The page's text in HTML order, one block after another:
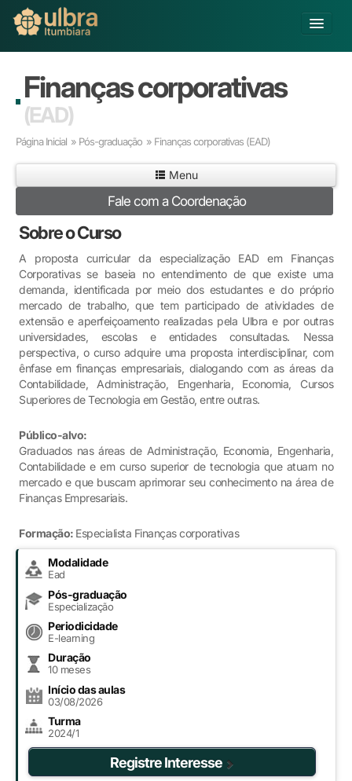
Buscar
Educação Básica
Pós-graduação
Extensão
Infraestrutura e Serviços
Inovação
Sobre a ULBRA
Finanças corporativas
(EAD)
Página Inicial » Pós-graduação » Finanças corporativas (EAD)
Menu
Fale com a Coordenação
Sobre o Curso
A proposta curricular da especialização EAD em Finanças
Corporativas se baseia no entendimento de que existe uma
demanda, identificada por meio dos estudantes e do próprio
mercado de trabalho, que tem participado de atividades de
extensão e aperfeiçoamento realizadas pela Ulbra e por outras
universidades, escolas e entidades consultadas. Nessa
perspectiva, o curso adquire uma proposta interdisciplinar, com
ênfase em finanças empresariais, dialogando com as áreas da
Contabilidade, Administração, Engenharia, Economia, Cursos
Superiores de Tecnologia em Gestão, entre outras.
Público-alvo:
Graduados nas áreas de Administração, Economia, Engenharia,
Contabilidade e em curso superior de tecnologia que atuam no
mercado e que buscam aprimorar seu conhecimento na área de
Finanças Empresariais.
Formação: Especialista Finanças corporativas
Modalidade
Ead
Pós-graduação
Especialização
Periodicidade
E-learning
Duração
10 meses
Início das aulas
03/08/2026
Turma
2024/1
Registre Interesse